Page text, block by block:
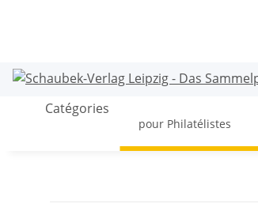
Catégories
pour Philatélistes